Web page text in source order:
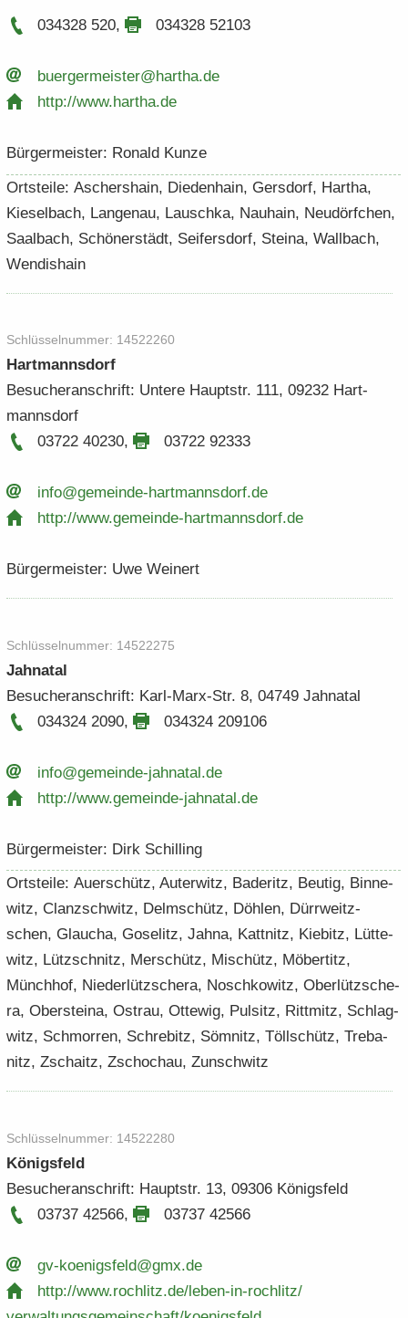
034328 520, 034328 52103
buer­ger­meis­ter@har­tha.​de
http:/​/​www.​hartha.​de
Bür­ger­meis­ter: Ro­nald Kunze
Orts­tei­le: Aschers­hain, Di­eden­hain, Gers­dorf, Har­tha,
Kie­sel­bach, Lan­ge­nau, Lausch­ka, Nau­hain, Neu­dörf­chen,
Saal­bach, Schö­ner­städt, Sei­fers­dorf, Stei­na, Wall­bach,
Wen­dis­hain
Schlüs­sel­num­mer: 14522260
Hart­manns­dorf
Be­su­cher­an­schrift: Un­te­re Haupt­str. 111, 09232 Hart­
manns­dorf
03722 40230, 03722 92333
info@gemeinde-​​hartmannsdorf.​de
http:/​/​www.​gemeinde-​​hartmannsdorf.​de
Bür­ger­meis­ter: Uwe Wei­nert
Schlüs­sel­num­mer: 14522275
Jahna­tal
Be­su­cher­an­schrift: Karl-​Marx-Str. 8, 04749 Jahna­tal
034324 2090, 034324 209106
info@gemeinde-​​jahnatal.​de
http:/​/​www.​gemeinde-​​jahnatal.​de
Bür­ger­meis­ter: Dirk Schil­ling
Orts­tei­le: Au­er­schütz, Au­ter­witz, Ba­de­ritz, Beu­tig, Bin­ne­
witz, Clanz­schwitz, Delm­schütz, Döh­len, Dürr­weit­z­
schen, Glau­cha, Go­se­litz, Jahna, Kat­t­nitz, Kie­bitz, Lüt­te­
witz, Lütz­schnitz, Mer­schütz, Mischütz, Mö­ber­titz,
Münch­hof, Nie­der­lütz­sche­ra, Nosch­ko­witz, Ober­lütz­sche­
ra, Ober­stei­na, Ost­rau, Ot­te­wig, Pul­sitz, Ritt­mitz, Schlag­
witz, Schmor­ren, Schre­bitz, Söm­nitz, Töll­schütz, Treba­
nitz, Zschaitz, Zschoch­au, Zun­schwitz
Schlüs­sel­num­mer: 14522280
Kö­nigs­feld
Be­su­cher­an­schrift: Haupt­str. 13, 09306 Kö­nigs­feld
03737 42566, 03737 42566
gv-​​koenigsfeld@gmx.​de
http:/​/​www.​rochlitz.​de/​leben-​​in-​rochlitz/​